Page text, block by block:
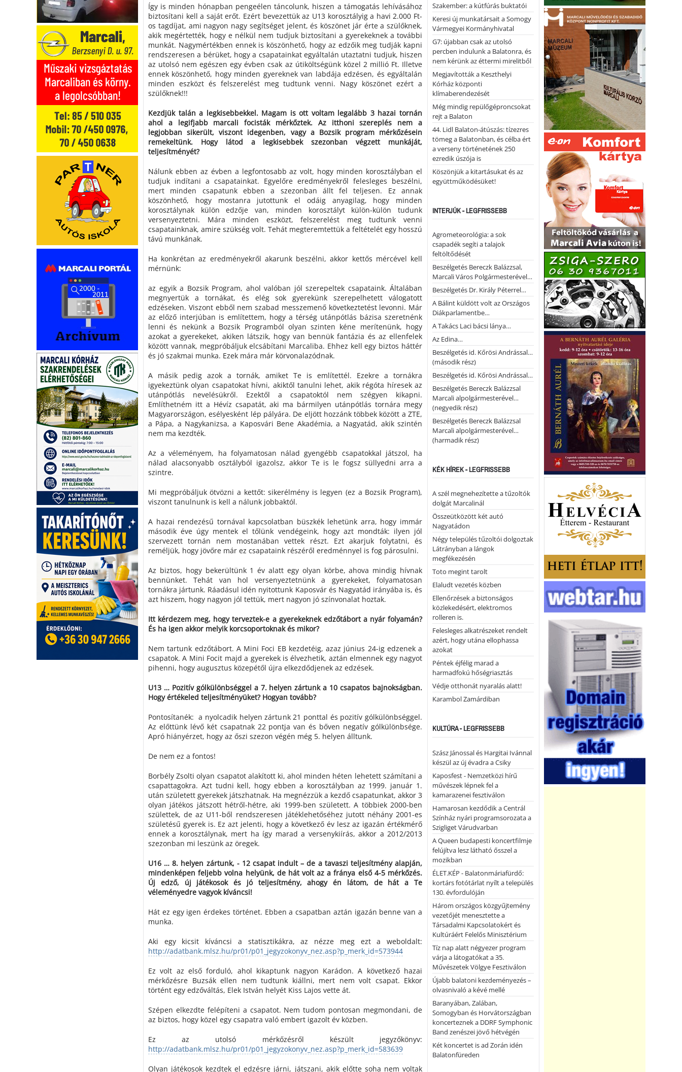
Így is minden hónapban pengeélen táncolunk, hiszen a támogatás lehívásához
biztosítani kell a saját erőt. Ezért bevezettük az U13 korosztályig a havi 2.000 Ft-
os tagdíjat, ami nagyon nagy segítséget jelent, és köszönet jár érte a szülőknek,
akik megértették, hogy e nélkül nem tudjuk biztosítani a gyerekeknek a további
munkát. Nagymértékben ennek is köszönhető, hogy az edzőik meg tudják kapni
rendszeresen a bérüket, hogy a csapatainkat egyáltalán utaztatni tudjuk, hiszen
az utolsó nem egészen egy évben csak az útiköltségünk közel 2 millió Ft. Illetve
ennek köszönhető, hogy minden gyereknek van labdája edzésen, és egyáltalán
minden eszközt és felszerelést meg tudtunk venni. Nagy köszönet ezért a
szülőknek!!!
Kezdjük talán a legkisebbekkel. Magam is ott voltam legalább 3 hazai tornán
ahol a legifjabb marcali focisták mérkőztek. Az itthoni szereplés nem a
legjobban sikerült, viszont idegenben, vagy a Bozsik program mérkőzésein
remekeltünk. Hogy látod a legkisebbek szezonban végzett munkáját,
teljesítményét?
Nálunk ebben az évben a legfontosabb az volt, hogy minden korosztályban el
tudjuk indítani a csapatainkat. Egyelőre eredményekről felesleges beszélni,
mert minden csapatunk ebben a szezonban állt fel teljesen. Ez annak
köszönhető, hogy mostanra jutottunk el odáig anyagilag, hogy minden
korosztálynak külön edzője van, minden korosztályt külön-külön tudunk
versenyeztetni. Mára minden eszközt, felszerelést meg tudtunk venni
csapatainknak, amire szükség volt. Tehát megteremtettük a feltételét egy hosszú
távú munkának.
Ha konkrétan az eredményekről akarunk beszélni, akkor kettős mércével kell
mérnünk:
az egyik a Bozsik Program, ahol valóban jól szerepeltek csapataink. Általában
megnyertük a tornákat, és elég sok gyerekünk szerepelhetett válogatott
edzéseken. Viszont ebből nem szabad messzemenő következtetést levonni. Már
az előző interjúban is említettem, hogy a térség utánpótlás bázisa szeretnénk
lenni és nekünk a Bozsik Programból olyan szinten kéne merítenünk, hogy
azokat a gyerekeket, akiken látszik, hogy van bennük fantázia és az ellenfelek
között vannak, megpróbáljuk elcsábítani Marcaliba. Ehhez kell egy biztos háttér
és jó szakmai munka. Ezek mára már körvonalazódnak.
A másik pedig azok a tornák, amiket Te is említettél. Ezekre a tornákra
igyekeztünk olyan csapatokat hívni, akiktől tanulni lehet, akik régóta híresek az
utánpótlás nevelésükről. Ezektől a csapatoktól nem szégyen kikapni.
Említhetném itt a Hévíz csapatát, aki ma bármilyen utánpótlás tornára megy
Magyarországon, esélyesként lép pályára. De eljött hozzánk többek között a ZTE,
a Pápa, a Nagykanizsa, a Kaposvári Bene Akadémia, a Nagyatád, akik szintén
nem ma kezdték.
Az a véleményem, ha folyamatosan nálad gyengébb csapatokkal játszol, ha
nálad alacsonyabb osztályból igazolsz, akkor Te is le fogsz süllyedni arra a
szintre.
Mi megpróbáljuk ötvözni a kettőt: sikerélmény is legyen (ez a Bozsik Program),
viszont tanulnunk is kell a nálunk jobbaktól.
A hazai rendezésű tornával kapcsolatban büszkék lehetünk arra, hogy immár
második éve úgy mentek el tőlünk vendégeink, hogy azt mondták: ilyen jól
szervezett tornán nem mostanában vettek részt. Ezt akarjuk folytatni, és
reméljük, hogy jövőre már ez csapataink részéről eredménnyel is fog párosulni.
Az biztos, hogy bekerültünk 1 év alatt egy olyan körbe, ahova mindig hívnak
bennünket. Tehát van hol versenyeztetnünk a gyerekeket, folyamatosan
tornákra jártunk. Ráadásul idén nyitottunk Kaposvár és Nagyatád irányába is, és
azt hiszem, hogy nagyon jól tettük, mert nagyon jó színvonalat hoztak.
Itt kérdezem meg, hogy terveztek-e a gyerekeknek edzőtábort a nyár folyamán?
És ha igen akkor melyik korcsoportoknak és mikor?
Nem tartunk edzőtábort. A Mini Foci EB kezdetéig, azaz június 24-ig edzenek a
csapatok. A Mini Focit majd a gyerekek is élvezhetik, aztán elmennek egy nagyot
pihenni, hogy augusztus közepétől újra elkezdődjenek az edzések.
U13 … Pozitív gólkülönbséggel a 7. helyen zártunk a 10 csapatos bajnokságban.
Hogy értékeled teljesítményüket? Hogyan tovább?
Pontosítanék: a nyolcadik helyen zártunk 21 ponttal és pozitív gólkülönbséggel.
Az előttünk lévő két csapatnak 22 pontja van és bőven negatív gólkülönbsége.
Apró hiányérzet, hogy az őszi szezon végén még 5. helyen álltunk.
De nem ez a fontos!
Borbély Zsolti olyan csapatot alakított ki, ahol minden héten lehetett számítani a
csapattagokra. Azt tudni kell, hogy ebben a korosztályban az 1999. január 1.
után született gyerekek játszhatnak. Ha megnézzük a kezdő csapatunkat, akkor 3
olyan játékos játszott hétről-hétre, aki 1999-ben született. A többiek 2000-ben
születtek, de az U11-ből rendszeresen játéklehetőséhez jutott néhány 2001-es
születésű gyerek is. Ez azt jelenti, hogy a következő év lesz az igazán értékmérő
ennek a korosztálynak, mert ha így marad a versenykiírás, akkor a 2012/2013
szezonban mi leszünk az öregek.
U16 … 8. helyen zártunk, - 12 csapat indult – de a tavaszi teljesítmény alapján,
mindenképen feljebb volna helyünk, de hát volt az a fránya első 4-5 mérkőzés.
Új edző, új játékosok és jó teljesítmény, ahogy én látom, de hát a Te
véleményedre vagyok kíváncsi!
Hát ez egy igen érdekes történet. Ebben a csapatban aztán igazán benne van a
munka.
Aki egy kicsit kíváncsi a statisztikákra, az nézze meg ezt a weboldalt:
http://adatbank.mlsz.hu/pr01/p01_jegyzokonyv_nez.asp?p_merk_id=573944
Ez volt az első forduló, ahol kikaptunk nagyon Karádon. A következő hazai
mérkőzésre Buzsák ellen nem tudtunk kiállni, mert nem volt csapat. Ekkor
történt egy edzőváltás, Elek István helyét Kiss Lajos vette át.
Szépen elkezdte felépíteni a csapatot. Nem tudom pontosan megmondani, de
az biztos, hogy közel egy csapatra való embert igazolt év közben.
Ez az utolsó mérkőzésről készült jegyzőkönyv:
http://adatbank.mlsz.hu/pr01/p01_jegyzokonyv_nez.asp?p_merk_id=583639
Olyan játékosok kezdtek el edzésre járni, játszani, akik előtte soha nem voltak
Szakember: a kútfúrás buktatói
Keresi új munkatársait a Somogy
Vármegyei Kormányhivatal
G7: újabban csak az utolsó
percben indulunk a Balatonra, és
nem kérünk az éttermi mirelitből
Megjavították a Keszthelyi
Kórház központi
klímaberendezését
Még mindig repülőgéproncsokat
rejt a Balaton
44. Lidl Balaton-átúszás: tízezres
tömeg a Balatonban, és célba ért
a verseny történetének 250
ezredik úszója is
Köszönjük a kitartásukat és az
együttműködésüket!
INTERJÚK - LEGFRISSEBB
Agrometeorológia: a sok
csapadék segíti a talajok
feltöltődését
Beszélgetés Bereczk Balázzsal,
Marcali Város Polgármesterével…
Beszélgetés Dr. Király Péterrel…
A Bálint küldött volt az Országos
Diákparlamentbe…
A Takács Laci bácsi lánya…
Az Edina…
Beszélgetés id. Kőrösi Andrással…
(második rész)
Beszélgetés id. Kőrösi Andrással…
Beszélgetés Bereczk Balázzsal
Marcali alpolgármesterével…
(negyedik rész)
Beszélgetés Bereczk Balázzsal
Marcali alpolgármesterével…
(harmadik rész)
KÉK HÍREK - LEGFRISSEBB
A szél megnehezítette a tűzoltók
dolgát Marcalinál
Összeütközött két autó
Nagyatádon
Négy település tűzoltói dolgoztak
Látrányban a lángok
megfékezésén
Toto megint tarolt
Elaludt vezetés közben
Ellenőrzések a biztonságos
közlekedésért, elektromos
rolleren is.
Felesleges alkatrészeket rendelt
azért, hogy utána ellophassa
azokat
Péntek éjfélig marad a
harmadfokú hőségriasztás
Védje otthonát nyaralás alatt!
Karambol Zamárdiban
KULTÚRA - LEGFRISSEBB
Szász Jánossal és Hargitai Ivánnal
készül az új évadra a Csiky
Kaposfest - Nemzetközi hírű
művészek lépnek fel a
kamarazenei fesztiválon
Hamarosan kezdődik a Centrál
Színház nyári programsorozata a
Szigliget Várudvarban
A Queen budapesti koncertfilmje
felújítva lesz látható ősszel a
mozikban
ÉLET.KÉP - Balatonmáriafürdő:
kortárs fotótárlat nyílt a település
130. évfordulóján
Három országos közgyűjtemény
vezetőjét menesztette a
Társadalmi Kapcsolatokért és
Kultúráért Felelős Minisztérium
Tíz nap alatt négyezer program
várja a látogatókat a 35.
Művészetek Völgye Fesztiválon
Újabb balatoni kezdeményezés –
olvasnivaló a kévé mellé
Baranyában, Zalában,
Somogyban és Horvátországban
koncerteznek a DDRF Symphonic
Band zenészei jövő hétvégén
Két koncertet is ad Zorán idén
Balatonfüreden